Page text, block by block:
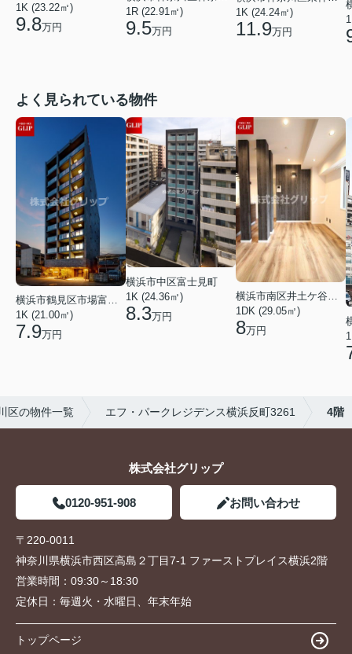
1K (23.22㎡)
9.8万円
1R (22.91㎡)
9.5万円
1K (24.24㎡)
11.9万円
よく見られている物件
1K (21.00㎡)
7.9万円
横浜市中区富士見町
1K (24.36㎡)
8.3万円
1DK (29.05㎡)
8万円
区の物件一覧 エフ・パークレジデンス横浜反町3261 4階
株式会社グリップ
0120-951-908 お問い合わせ
〒220-0011
神奈川県横浜市西区高島２丁目7-1 ファーストプレイス横浜2階
営業時間： 09:30～18:30
定休日： 毎週火・水曜日、年末年始
トップページ